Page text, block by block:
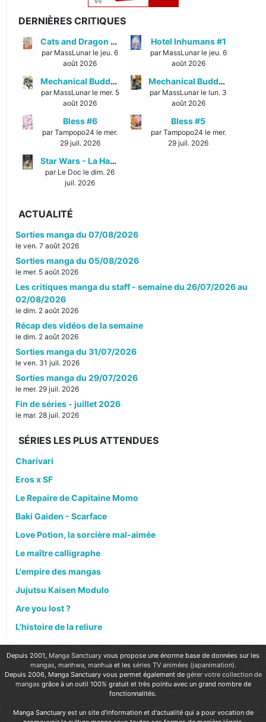
DERNIÈRES CRITIQUES
Cats and Dragon #3
par MassLunar le jeu. 6
août 2026
Hotel Inhumans #1
par MassLunar le jeu. 6
août 2026
Mechanical Buddy Universe #1
par MassLunar le mer. 5
août 2026
Mechanical Buddy Universe #0
par MassLunar le lun. 3
août 2026
Bless #6
par Tampopo24 le mer.
29 juil. 2026
Bless #5
par Tampopo24 le mer.
29 juil. 2026
Star Wars - La Haute République - Un équilibre fragile
par Le Doc le dim. 26
juil. 2026
ACTUALITÉ
Sorties manga du 07/08/2026
le ven. 7 août 2026
Sorties manga du 05/08/2026
le mer. 5 août 2026
Les critiques manga du staff - semaine du 26/07/2026 au
02/08/2026
le dim. 2 août 2026
Récap des vidéos de la semaine
le dim. 2 août 2026
Sorties manga du 31/07/2026
le ven. 31 juil. 2026
Sorties manga du 29/07/2026
le mer. 29 juil. 2026
Fin de séries - juillet 2026
le mar. 28 juil. 2026
SÉRIES LES PLUS ATTENDUES
Charivari
Eros x SF
Le Repaire de Capitaine Momo
Baki Gaiden - Scarface
Love Potion, la sorcière mal-aimée
Le maître calligraphe
L'empire des mangas
Jujutsu Kaisen Modulo
Are you lost ?
L'histoire de la reliure
Depuis 2001, Manga Sanctuary vous propose une énorme base de données sur les
mangas, manhwa, manhuaet les séries TV animées (japanimation).
Depuis 2006, Manga Sanctuary vous permet également de gérer votre collection de
mangas grâce à un outil 100% gratuit et très pointu avec un grand nombre de
fonctionnalités.
Manga Sanctuary est un site d'information et d'actualité qui a pour vocation de